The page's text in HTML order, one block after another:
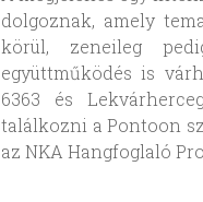
dolgoznak, amely
körül, zeneileg
együttműködés is
6363 és
találkozni a Pontoon
az NKA Hangfoglaló